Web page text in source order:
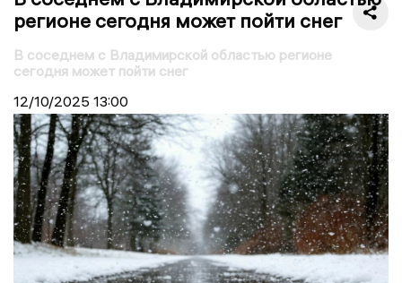
регионе сегодня может пойти снег
В соседнем с Владимирской областью регионе
сегодня может пойти снег
12/10/2025 13:00